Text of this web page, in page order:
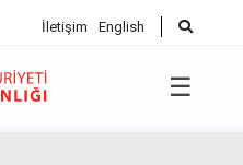
İletişim English
☰